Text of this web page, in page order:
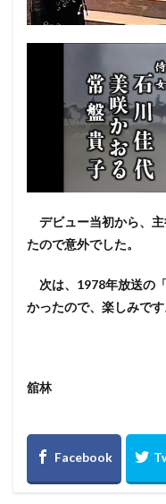
デビュー当初から、
たので意外でした。
次は、1978年放送の
かったので、楽しみです
舘林